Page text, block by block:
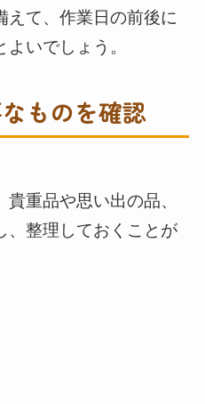
えて、作業日の前後に
いでしょう。
ものを確認
重品や思い出の品、
、整理しておくことが